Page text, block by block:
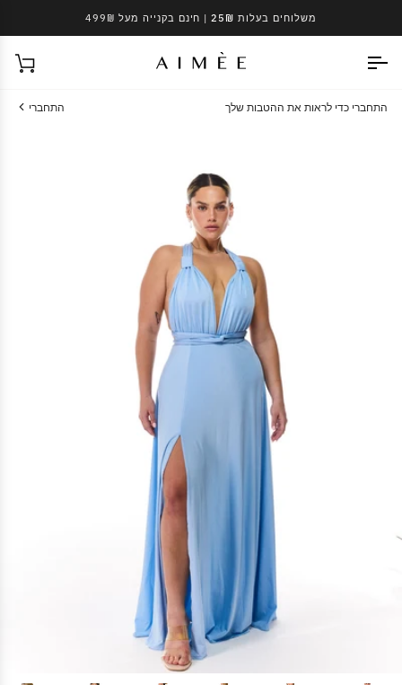
content
משלוחים בעלות 25₪ | חינם בקנייה מעל 499₪
התחברי כדי לראות את ההטבות שלך התחברי
Play